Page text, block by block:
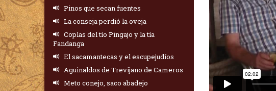
Pinos que secan fuentes
La conseja perdió la oveja
Coplas del tío Pingajo y la tía
Fandanga
El sacamantecas y el escupejudíos
Aguinaldos de Trevijano de Cameros
Meto conejo, saco abadejo